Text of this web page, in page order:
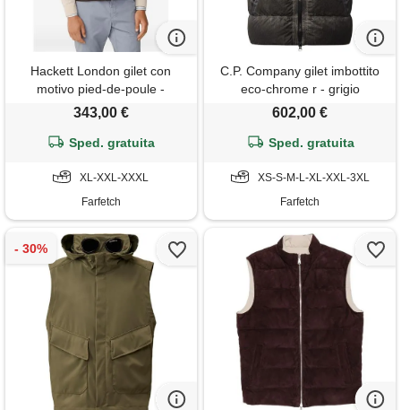
Hackett London gilet con
motivo pied-de-poule -
marrone
343,00 €
Sped. gratuita
XL-XXL-XXXL
Farfetch
C.P. Company gilet imbottito
eco-chrome r - grigio
602,00 €
Sped. gratuita
XS-S-M-L-XL-XXL-3XL
Farfetch